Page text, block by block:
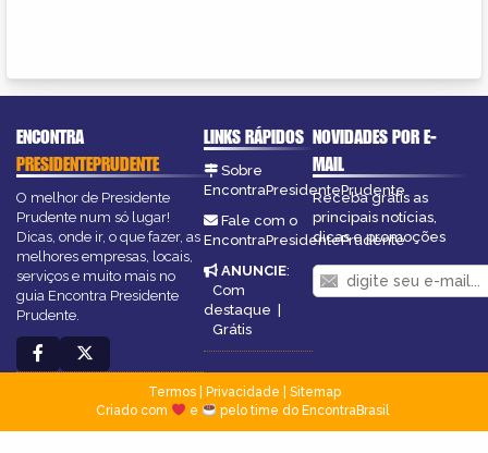
ENCONTRA
PRESIDENTEPRUDENTE
O melhor de Presidente
Prudente num só lugar!
Dicas, onde ir, o que fazer, as
melhores empresas, locais,
serviços e muito mais no
guia Encontra Presidente
Prudente.
LINKS RÁPIDOS
Sobre
EncontraPresidentePrudente
Fale com o
EncontraPresidentePrudente
ANUNCIE:
Com
destaque |
Grátis
NOVIDADES POR E-
MAIL
Receba grátis as
principais notícias,
dicas e promoções
Termos| Privacidade
Sitemap
Criado com
e pelo time do EncontraBrasil